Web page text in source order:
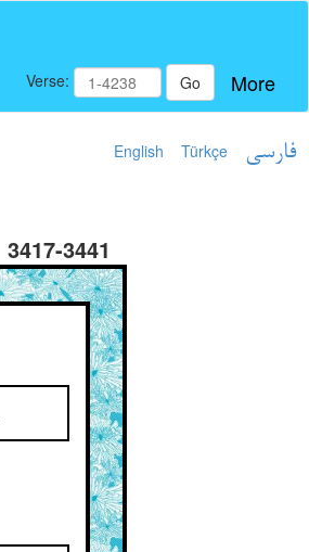
Verse: Go More
English Türkçe فارسی
3417-3441